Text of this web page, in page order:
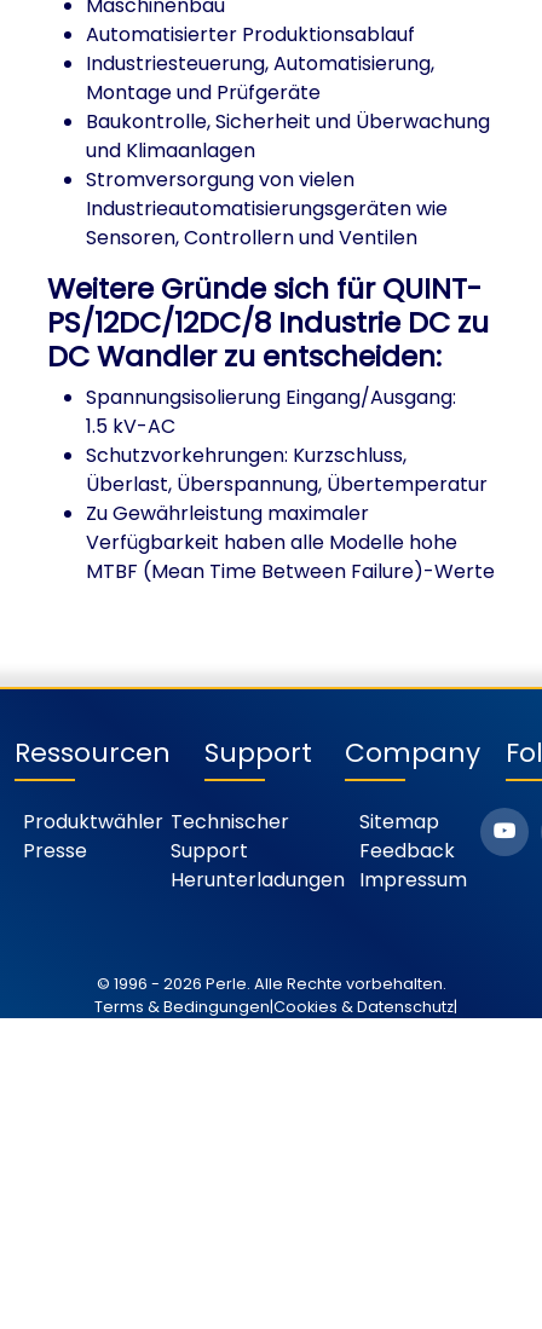
Maschinenbau
Automatisierter Produktionsablauf
Industriesteuerung, Automatisierung,
Montage und Prüfgeräte
Baukontrolle, Sicherheit und Überwachung
und Klimaanlagen
Stromversorgung von vielen
Industrieautomatisierungsgeräten wie
Sensoren, Controllern und Ventilen
Weitere Gründe sich für QUINT-
PS/12DC/12DC/8 Industrie DC zu
DC Wandler zu entscheiden:
Spannungsisolierung Eingang/Ausgang:
1.5 kV-AC
Schutzvorkehrungen: Kurzschluss,
Überlast, Überspannung, Übertemperatur
Zu Gewährleistung maximaler
Verfügbarkeit haben alle Modelle hohe
MTBF (Mean Time Between Failure)-Werte
Ressourcen
Produktwähler
Presse
Support
Technischer
Support
Herunterladungen
Company
Sitemap
Feedback
Impressum
© 1996 - 2026 Perle. Alle Rechte vorbehalten.
Terms & Bedingungen|Cookies & Datenschutz|